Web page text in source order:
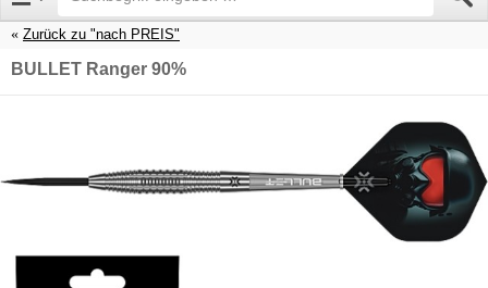
Zurück zu "nach PREIS"
BULLET Ranger 90%